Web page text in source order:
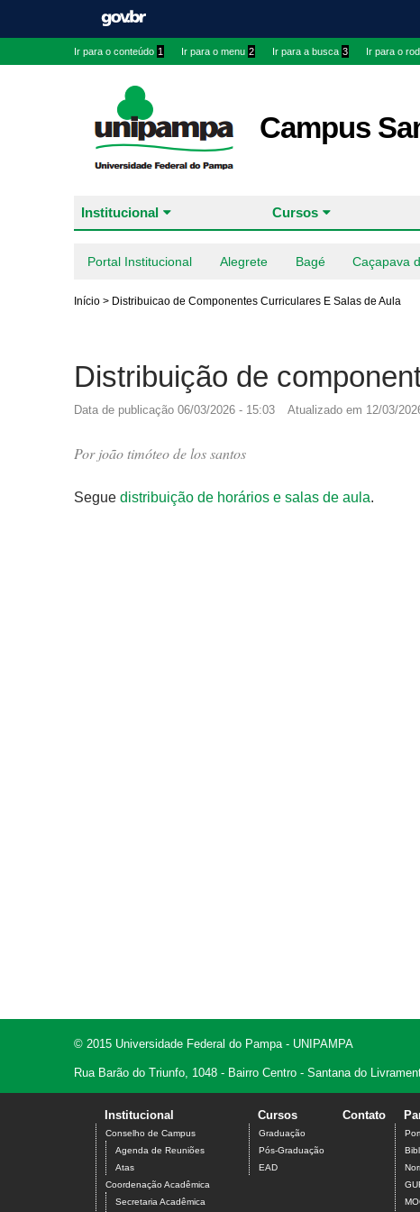
Ir para o conteúdo 1 Ir para o menu 2 Ir para a busca 3 Ir para o
Campus
Institucional Cursos
Portal Institucional Alegrete Bagé Caçapava
Início > Distribuicao de Componentes Curriculares E Salas de Aula
Distribuição de
Data de publicação 06/03/2026 - 15:03 Atualizado em 12/03/
Por joão timóteo de los santos
Segue distribuição de horários e salas de aula.
© 2015 Universidade Federal do Pampa - UNIPAMPA
Rua Barão do Triunfo, 1048 - Bairro Centro - Santana do
Institucional
Conselho de Campus
Agenda de Reuniões
Atas
Coordenação Acadêmica
Secretaria Acadêmica
Cursos
Graduação
Pós-Graduação
EAD
Contato